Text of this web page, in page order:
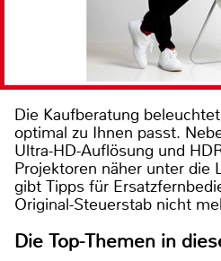
Die Kaufberatung
optimal zu Ihnen passt.
Ultra-HD-Auflösung und
Projektoren näher unter die
gibt Tipps für
Original-Steuerstab nicht
Die Top-Themen in